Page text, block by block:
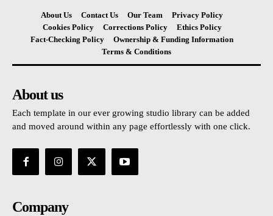
About Us Contact Us Our Team
Privacy Policy
Cookies Policy
Corrections Policy
Ethics Policy
Fact-Checking Policy
Ownership & Funding Information
Terms & Conditions
About us
Each template in our ever growing studio library can be added
and moved around within any page effortlessly with one click.
Company